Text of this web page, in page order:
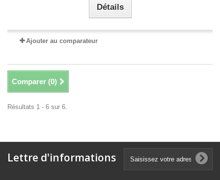
Détails
Ajouter au comparateur
Comparer (0)
Résultats 1 - 6 sur 6.
Lettre d'informations